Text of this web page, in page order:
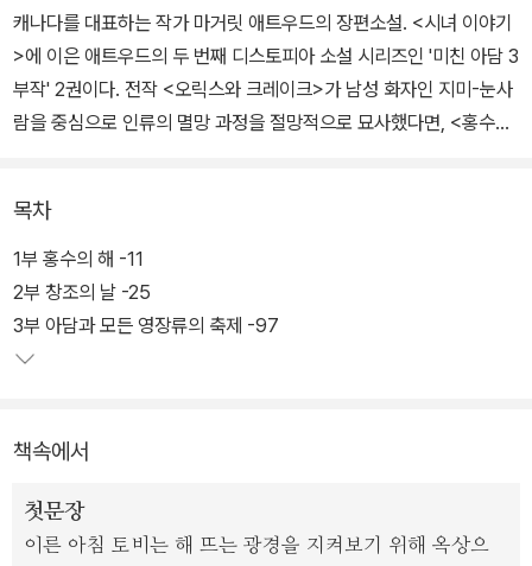
캐나다를 대표하는 작가 마거릿 애트우드의 장편소설. <시녀 이야기
>에 이은 애트우드의 두 번째 디스토피아 소설 시리즈인 '미친 아담 3
부작' 2권이다. 전작 <오릭스와 크레이크>가 남성 화자인 지미-눈사
람을 중심으로 인류의 멸망 과정을 절망적으로 묘사했다면, <홍수의
듬고 챙기며 함께 살아남기 위해 싸우는 여성들의 모습에서 페미니즘
작가 마거릿 애트우드의 진면목을 발견할 수 있다.
'물 없는 홍수'가 세상을 쓸고 지나간 세계, 간신히 살아남은 두 여성
토비와 렌은 저마다 과거를 회상한다. 부모를 여읜 토비는 일터에서
약초학과 양봉을 배운 토비는 이브6으로 선발된다. 그러나 과거 그녀
스파에 취직해 일하며 반체제 투쟁을 벌이는 이들을 돕는다.
목차
1부 홍수의 해 -11
2부 창조의 날 -25
3부 아담과 모든 영장류의 축제 -97
책속에서
첫문장
이른 아침 토비는 해 뜨는 광경을 지켜보기 위해 옥상으